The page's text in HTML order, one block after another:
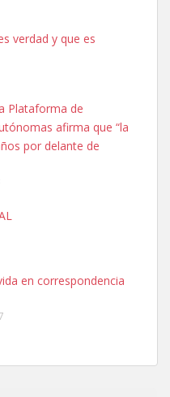
Y LOPEZ
PERDIDO HOY
MUY ASUSTADIZO
asustada tiene miedo a la
verdad y que es
Plataforma de
afirma que “la
por delante de
en correspondencia